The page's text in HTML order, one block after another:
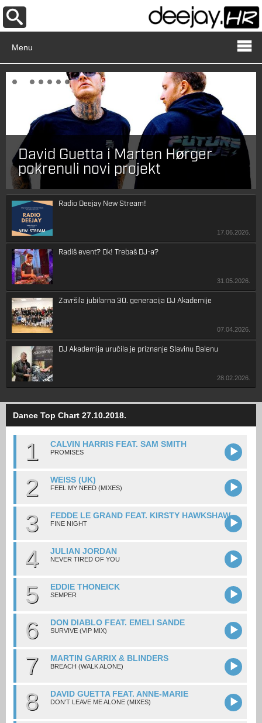
Menu
David Guetta i Marten Hørger
pokrenuli novi projekt
Radio Deejay New Stream!
17.06.2026.
Radiš event? Ok! Trebaš DJ-a?
31.05.2026.
Završila jubilarna 30. generacija DJ Akademije
07.04.2026.
DJ Akademija uručila je priznanje Slavinu Balenu
28.02.2026.
Dance Top Chart 27.10.2018.
1 CALVIN HARRIS FEAT. SAM SMITH
PROMISES
2 WEISS (UK)
FEEL MY NEED (MIXES)
3 FEDDE LE GRAND FEAT. KIRSTY HAWKSHAW
FINE NIGHT
4 JULIAN JORDAN
NEVER TIRED OF YOU
5 EDDIE THONEICK
SEMPER
6 DON DIABLO FEAT. EMELI SANDE
SURVIVE (VIP MIX)
7 MARTIN GARRIX & BLINDERS
BREACH (WALK ALONE)
8 DAVID GUETTA FEAT. ANNE-MARIE
DON'T LEAVE ME ALONE (MIXES)